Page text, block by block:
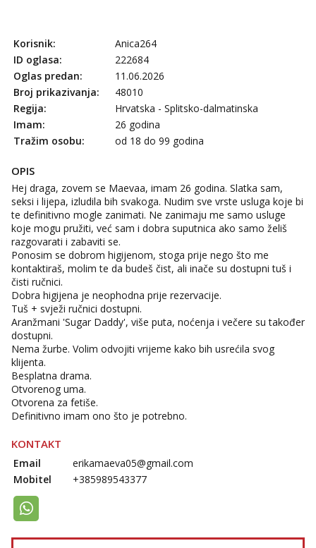
Korisnik:
Anica264
ID oglasa:
222684
Oglas predan:
11.06.2026
Broj prikazivanja:
48010
Regija:
Hrvatska - Splitsko-dalmatinska
Imam:
26 godina
Tražim osobu:
od 18 do 99 godina
OPIS
Hej draga, zovem se Maevaa, imam 26 godina. Slatka sam,
seksi i lijepa, izludila bih svakoga. Nudim sve vrste usluga koje bi
te definitivno mogle zanimati. Ne zanimaju me samo usluge
koje mogu pružiti, već sam i dobra suputnica ako samo želiš
razgovarati i zabaviti se.
Ponosim se dobrom higijenom, stoga prije nego što me
kontaktiraš, molim te da budeš čist, ali inače su dostupni tuš i
čisti ručnici.
Dobra higijena je neophodna prije rezervacije.
Tuš + svježi ručnici dostupni.
Aranžmani 'Sugar Daddy', više puta, noćenja i večere su također
dostupni.
Nema žurbe. Volim odvojiti vrijeme kako bih usrećila svog
klijenta.
Besplatna drama.
Otvorenog uma.
Otvorena za fetiše.
Definitivno imam ono što je potrebno.
KONTAKT
Email
erikamaeva05@gmail.com
Mobitel
+385989543377